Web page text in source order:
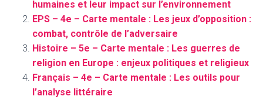
humaines et leur impact sur l’environnement
EPS – 4e – Carte mentale : Les jeux d’opposition :
combat, contrôle de l’adversaire
Histoire – 5e – Carte mentale : Les guerres de
religion en Europe : enjeux politiques et religieux
Français – 4e – Carte mentale : Les outils pour
l’analyse littéraire